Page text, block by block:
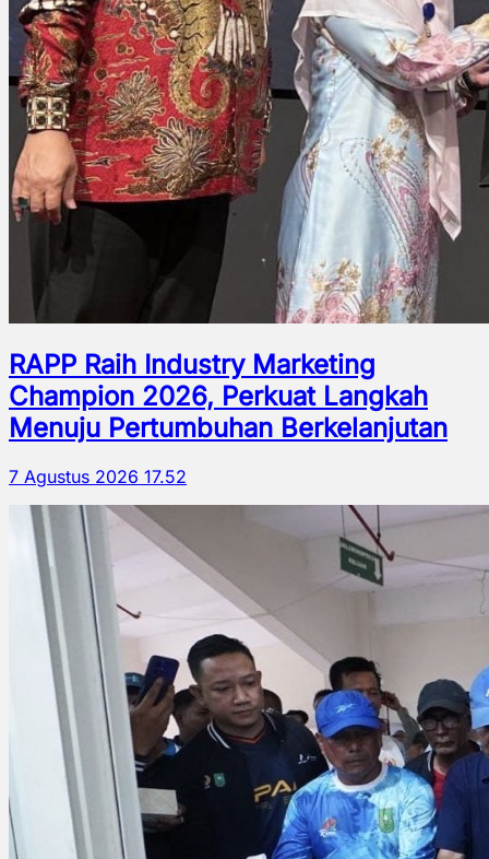
RAPP Raih Industry Marketing
Champion 2026, Perkuat Langkah
Menuju Pertumbuhan Berkelanjutan
7 Agustus 2026 17.52